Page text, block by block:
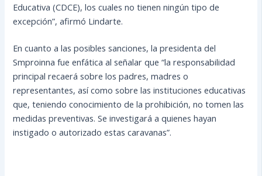
Educativa (CDCE), los cuales no tienen ningún tipo de
excepción”, afirmó Lindarte.
En cuanto a las posibles sanciones, la presidenta del
Smproinna fue enfática al señalar que “la responsabilidad
principal recaerá sobre los padres, madres o
representantes, así como sobre las instituciones educativas
que, teniendo conocimiento de la prohibición, no tomen las
medidas preventivas. Se investigará a quienes hayan
instigado o autorizado estas caravanas”.